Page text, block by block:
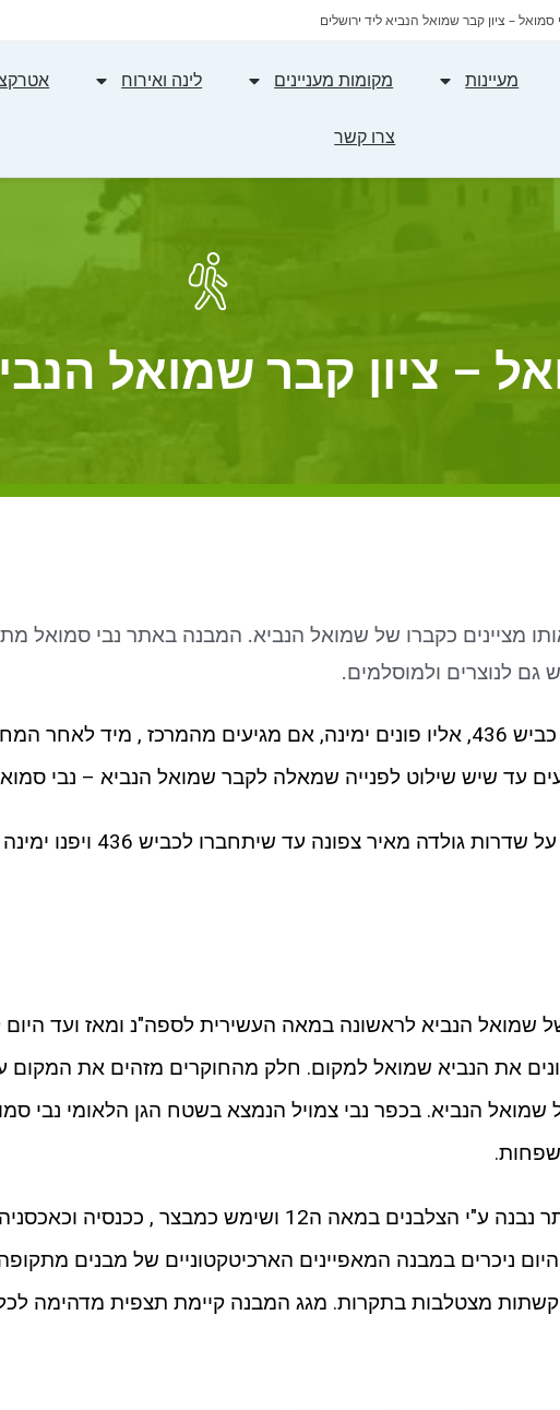
סמואל – ציון קבר שמואל הנביא ליד ירושלים
מעיינות מקומות מעניינים לינה ואירוח
צרו קשר
– ציון קבר שמואל
מציינים כקברו של שמואל הנביא. המבנה באתר נבי סמואל
גם לנוצרים ולמוסלמים.
לנבי סמואל מגיעים דרך כביש 436, אליו פונים ימינה, אם מגיעים מהמרכז , מיד לאחר
עד שיש שילוט לפנייה שמאלה לקבר שמואל הנביא – נבי
המגיעים מירושלים יסעו על שדרות גולדה מאיר צפונה עד שיתחברו
שמואל הנביא לראשונה במאה העשירית לספה"נ ומאז ועד היום
את הנביא שמואל למקום. חלק מהחוקרים מזהים את המקום
הנביא. בכפר נבי צמויל הנמצא בשטח הגן הלאומי נבי
המבנה הנמצא היום באתר נבנה ע"י הצלבנים במאה ה12 ושימש כמבצר , ככנסיה וכאכסניה
ניכרים במבנה המאפיינים הארכיטקטוניים של מבנים מתקופה
וקשתות מצטלבות בתקרות. מגג המבנה קיימת תצפית מדהימה